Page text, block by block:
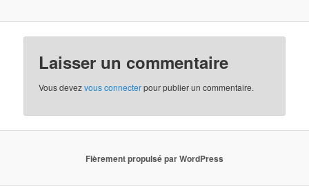
Laisser un commentaire
Vous devezvous connecterpour publier un commentaire.
Fièrement propulsé par WordPress